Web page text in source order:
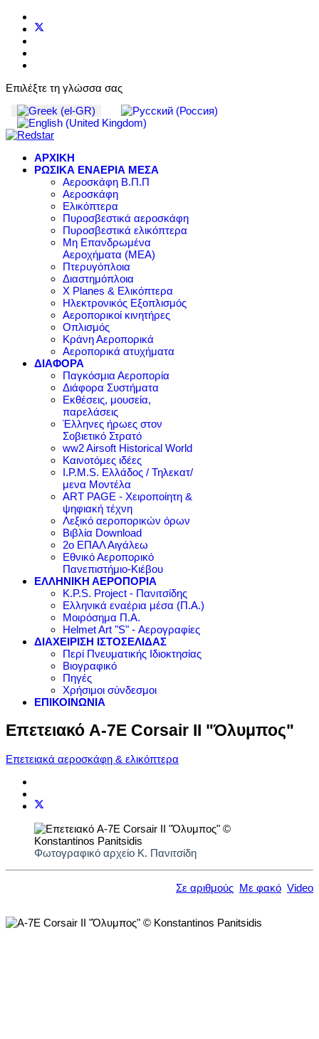
Επιλέξτε τη γλώσσα σας
ΑΡΧΙΚΗ
ΡΩΣΙΚΑ ΕΝΑΕΡΙΑ ΜΕΣΑ
Αεροσκάφη Β.Π.Π
Αεροσκάφη
Ελικόπτερα
Πυροσβεστικά αεροσκάφη
Πυροσβεστικά ελικόπτερα
Μη Επανδρωμένα
Αεροχήματα (ΜΕΑ)
Πτερυγόπλοια
Διαστημόπλοια
X Planes & Ελικόπτερα
Ηλεκτρονικός Εξοπλισμός
Αεροπορικοί κινητήρες
Οπλισμός
Κράνη Αεροπορικά
Αεροπορικά ατυχήματα
ΔΙΑΦΟΡΑ
Παγκόσμια Αεροπορία
Διάφορα Συστήματα
Εκθέσεις, μουσεία,
παρελάσεις
Έλληνες ήρωες στον
Σοβιετικό Στρατό
ww2 Airsoft Historical World
Καινοτόμες ιδέες
I.P.M.S. Ελλάδος / Τηλεκατ/
μενα Μοντέλα
ART PAGE - Χειροποίητη &
ψηφιακή τέχνη
Λεξικό αεροπορικών όρων
Βιβλία Download
2ο ΕΠΑΛ Αιγάλεω
Εθνικό Αεροπορικό
Πανεπιστήμιο-Κιέβου
ΕΛΛΗΝΙΚΗ ΑΕΡΟΠΟΡΙΑ
K.P.S. Project - Πανιτσίδης
Ελληνικά εναέρια μέσα (Π.Α.)
Μοιρόσημα Π.Α.
Helmet Art "S" - Αερογραφίες
ΔΙΑΧΕΙΡΙΣΗ ΙΣΤΟΣΕΛΙΔΑΣ
Περί Πνευματικής Ιδιοκτησίας
Βιογραφικό
Πηγές
Χρήσιμοι σύνδεσμοι
ΕΠΙΚΟΙΝΩΝΙΑ
Επετειακό A-7E Corsair II "Όλυμπος"
Επετειακά αεροσκάφη & ελικόπτερα
Φωτογραφικό αρχείο Κ. Πανιτσίδη
Σε αριθμούς Με φακό Video